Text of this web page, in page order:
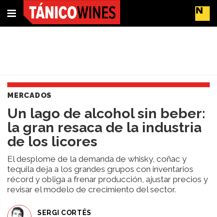
Buscar
Actualidad
Líderes
del
cambio
Impacto
y
Sostenibilidad
Tendencias
del
Vino
MERCADOS
​Un lago de alcohol sin beber:
la gran resaca de la industria
de los licores
El desplome de la demanda de whisky, coñac y
tequila deja a los grandes grupos con inventarios
récord y obliga a frenar producción, ajustar precios y
revisar el modelo de crecimiento del sector.
SERGI CORTÉS